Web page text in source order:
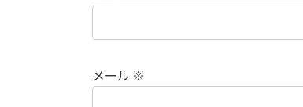
メール ※